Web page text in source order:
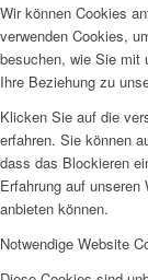
Wir können Cookies
verwenden Cookies,
besuchen, wie Sie mit
Ihre Beziehung zu
Klicken Sie auf die
erfahren. Sie können
dass das Blockieren
Erfahrung auf
anbieten können.
Notwendige Website